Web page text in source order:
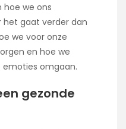
hoe we ons
het gaat verder dan
we voor onze
en hoe we
omgaan.
gezonde